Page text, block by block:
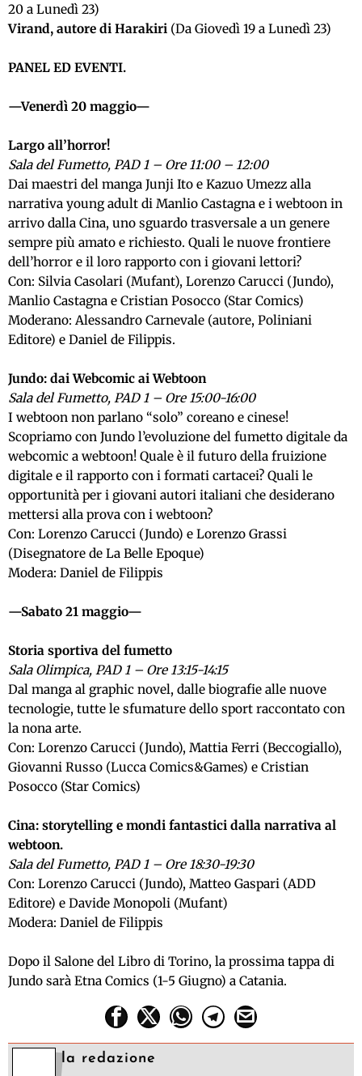
20 a Lunedì 23)
Virand, autore di Harakiri (Da Giovedì 19 a Lunedì 23)
PANEL ED EVENTI.
—Venerdì 20 maggio—
Largo all’horror!
Sala del Fumetto, PAD 1 – Ore 11:00 – 12:00
Dai maestri del manga Junji Ito e Kazuo Umezz alla
narrativa young adult di Manlio Castagna e i webtoon in
arrivo dalla Cina, uno sguardo trasversale a un genere
sempre più amato e richiesto. Quali le nuove frontiere
dell’horror e il loro rapporto con i giovani lettori?
Con: Silvia Casolari (Mufant), Lorenzo Carucci (Jundo),
Manlio Castagna e Cristian Posocco (Star Comics)
Moderano: Alessandro Carnevale (autore, Poliniani
Editore) e Daniel de Filippis.
Jundo: dai Webcomic ai Webtoon
Sala del Fumetto, PAD 1 – Ore 15:00-16:00
I webtoon non parlano “solo” coreano e cinese!
Scopriamo con Jundo l’evoluzione del fumetto digitale da
webcomic a webtoon! Quale è il futuro della fruizione
digitale e il rapporto con i formati cartacei? Quali le
opportunità per i giovani autori italiani che desiderano
mettersi alla prova con i webtoon?
Con: Lorenzo Carucci (Jundo) e Lorenzo Grassi
(Disegnatore de La Belle Epoque)
Modera: Daniel de Filippis
—Sabato 21 maggio—
Storia sportiva del fumetto
Sala Olimpica, PAD 1 – Ore 13:15-14:15
Dal manga al graphic novel, dalle biografie alle nuove
tecnologie, tutte le sfumature dello sport raccontato con
la nona arte.
Con: Lorenzo Carucci (Jundo), Mattia Ferri (Beccogiallo),
Giovanni Russo (Lucca Comics&Games) e Cristian
Posocco (Star Comics)
Cina: storytelling e mondi fantastici dalla narrativa al
webtoon.
Sala del Fumetto, PAD 1 – Ore 18:30-19:30
Con: Lorenzo Carucci (Jundo), Matteo Gaspari (ADD
Editore) e Davide Monopoli (Mufant)
Modera: Daniel de Filippis
Dopo il Salone del Libro di Torino, la prossima tappa di
Jundo sarà Etna Comics (1-5 Giugno) a Catania.
la redazione